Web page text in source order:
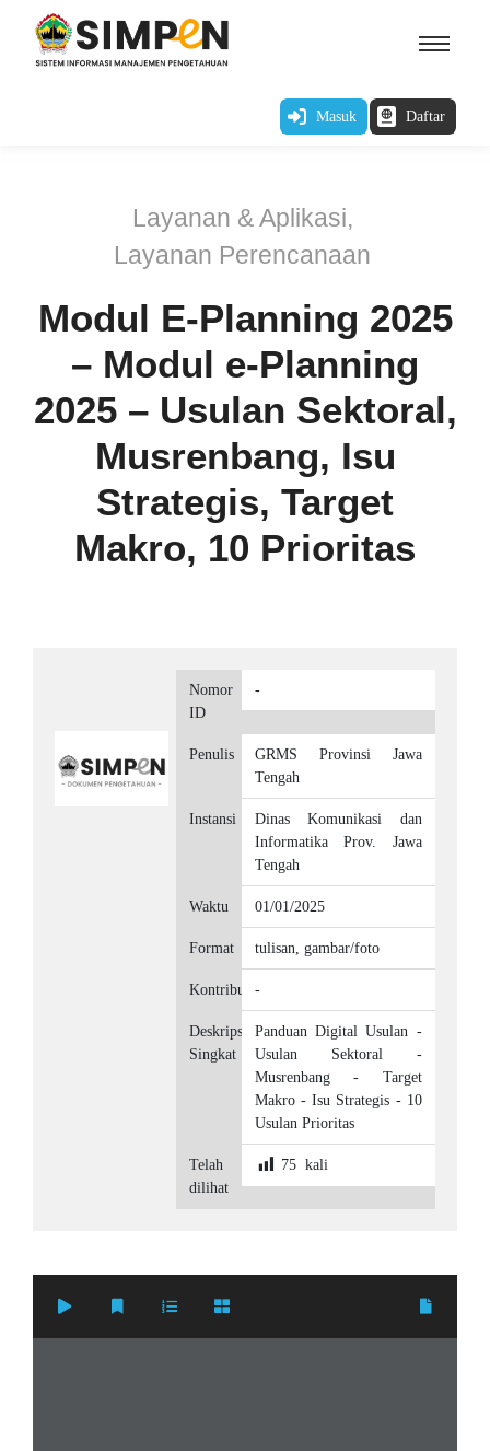
Masuk Daftar
Layanan & Aplikasi,
Layanan Perencanaan
Modul E-Planning 2025
– Modul e-Planning
2025 – Usulan Sektoral,
Musrenbang, Isu
Strategis, Target
Makro, 10 Prioritas
Nomor
ID
-
Penulis
GRMS Provinsi Jawa
Tengah
Instansi
Dinas Komunikasi dan
Informatika Prov. Jawa
Tengah
Waktu 01/01/2025
Format tulisan, gambar/foto
Kontributor
-
Deskripsi
Singkat
Panduan Digital Usulan -
Usulan Sektoral -
Musrenbang - Target
Makro - Isu Strategis - 10
Usulan Prioritas
Telah
dilihat
75kali